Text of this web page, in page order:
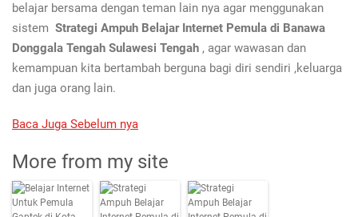
belajar bersama dengan teman lain nya agar menggunakan
sistem Strategi Ampuh Belajar Internet Pemula di Banawa
Donggala Tengah Sulawesi Tengah , agar wawasan dan
kemampuan kita bertambah berguna bagi diri sendiri ,keluarga
dan juga orang lain.
Baca Juga Sebelum nya
More from my site